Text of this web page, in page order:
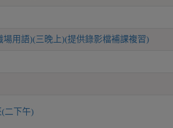
場用語)(三晚上)(提供錄影檔補課複習)
二下午)